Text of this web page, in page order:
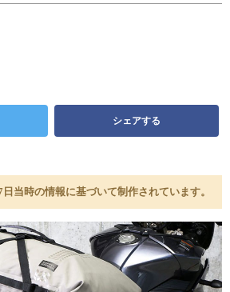
シェアする
当時の情報に基づいて制作されています。